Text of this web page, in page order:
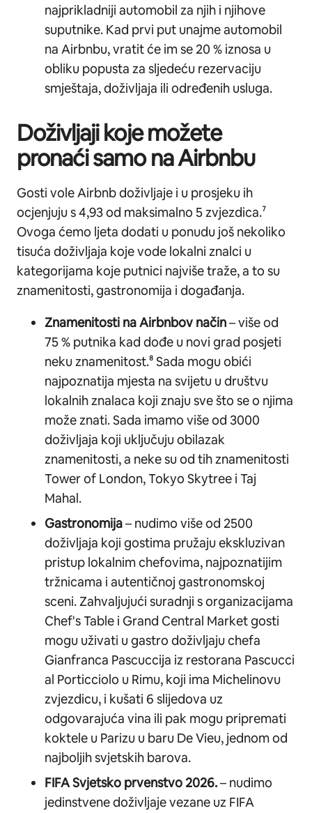
najprikladniji automobil za njih i njihove
suputnike. Kad prvi put unajme automobil
na Airbnbu, vratit će im se 20 % iznosa u
obliku popusta za sljedeću rezervaciju
smještaja, doživljaja ili određenih usluga.
Doživljaji koje možete
pronaći samo na Airbnbu
Gosti vole Airbnb doživljaje i u prosjeku ih
ocjenjuju s 4,93 od maksimalno 5 zvjezdica.⁷
Ovoga ćemo ljeta dodati u ponudu još nekoliko
tisuća doživljaja koje vode lokalni znalci u
kategorijama koje putnici najviše traže, a to su
znamenitosti, gastronomija i događanja.
Znamenitosti na Airbnbov način– više od
75 % putnika kad dođe u novi grad posjeti
neku znamenitost.⁸ Sada mogu obići
najpoznatija mjesta na svijetu u društvu
lokalnih znalaca koji znaju sve što se o njima
može znati. Sada imamo više od 3000
doživljaja koji uključuju obilazak
znamenitosti, a neke su od tih znamenitosti
Tower of London, Tokyo Skytree i Taj
Mahal.
Gastronomija– nudimo više od 2500
doživljaja koji gostima pružaju ekskluzivan
pristup lokalnim chefovima, najpoznatijim
tržnicama i autentičnoj gastronomskoj
sceni. Zahvaljujući suradnji s organizacijama
Chef's Table i Grand Central Market gosti
mogu uživati u gastro doživljaju chefa
Gianfranca Pascuccija iz restorana Pascucci
al Porticciolo u Rimu, koji ima Michelinovu
zvjezdicu, i kušati 6 slijedova uz
odgovarajuća vina ili pak mogu pripremati
koktele u Parizu u baru De Vieu, jednom od
najboljih svjetskih barova.
FIFA Svjetsko prvenstvo 2026.– nudimo
jedinstvene doživljaje vezane uz FIFA